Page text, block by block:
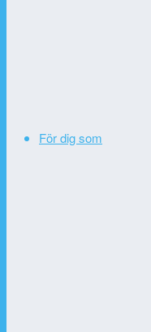
För dig som